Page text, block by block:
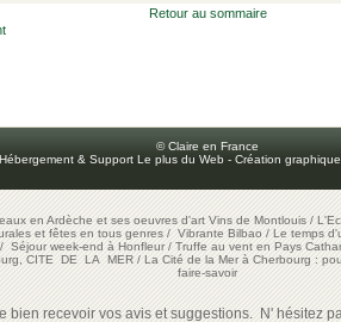
Retour au sommaire
© Claire en France
Hébergement & Support Le plus du Web - Création
en Ardèche et ses oeuvres d'art Vins de Montlouis/
et fêtes en tous genres/Vibrante Bilbao/Le temps
Séjour week-end à Honfleur/Truffe au vent en Pays
CITE DE LA MER/La Cité de la Mer à Cherbourg :
faire-savoir
bien recevoir vos avis et suggestions. N' hésitez